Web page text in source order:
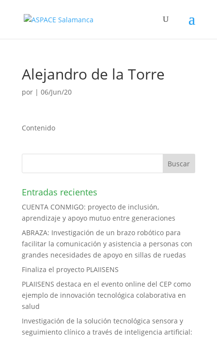
Alejandro de la Torre
por | 06/Jun/20
Contenido
Entradas recientes
CUENTA CONMIGO: proyecto de inclusión,
aprendizaje y apoyo mutuo entre generaciones
ABRAZA: Investigación de un brazo robótico para
facilitar la comunicación y asistencia a personas con
grandes necesidades de apoyo en sillas de ruedas
Finaliza el proyecto PLAIISENS
PLAIISENS destaca en el evento online del CEP como
ejemplo de innovación tecnológica colaborativa en
salud
Investigación de la solución tecnológica sensora y
seguimiento clínico a través de inteligencia artificial: